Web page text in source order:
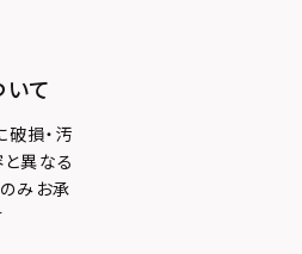
て
損・汚
異なる
みお承